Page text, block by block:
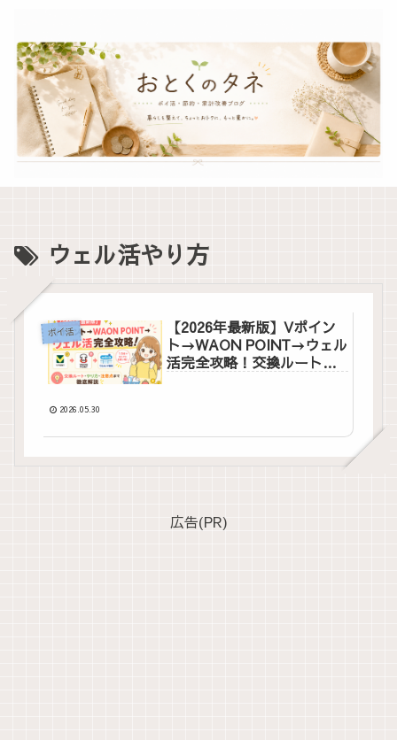
ウェル活やり方
ポイ活
【2026年最新版】Vポイン
ト→WAON POINT→ウェル
活完全攻略！交換ルート・
2026.05.30
広告(PR)